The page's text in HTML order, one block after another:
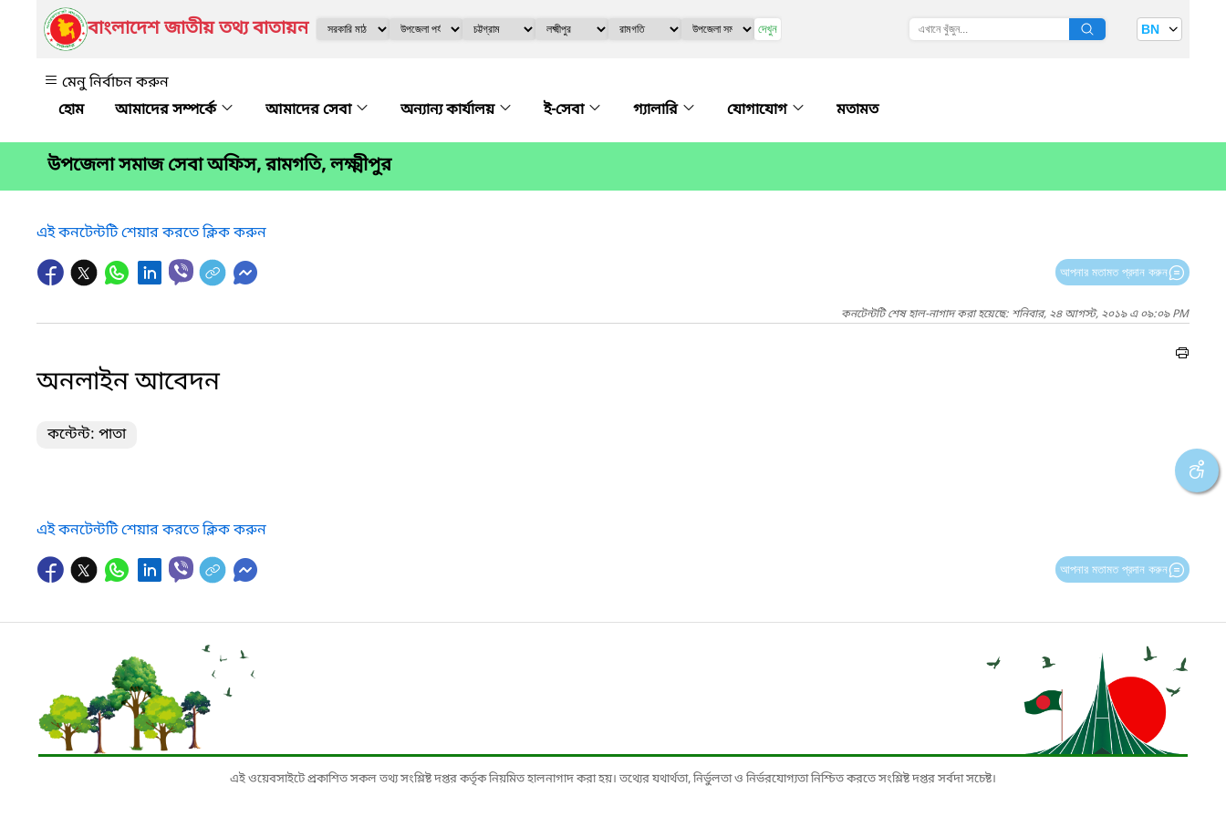
বাংলাদেশ জাতীয় তথ্য বাতায়ন দেখুন BN
মেনু নির্বাচন করুন
আমাদের সম্পর্কে
আমাদের সেবা অন্যান্য কার্যালয় ই-সেবা গ্যালারি যোগাযোগ মতামত
উপজেলা সমাজ সেবা অফিস, রামগতি, লক্ষ্মীপুর
এই কনটেন্টটি শেয়ার করতে ক্লিক করুন
আপনার মতামত প্রদান করুন
কনটেন্টটি শেষ হাল-নাগাদ করা হয়েছে: শনিবার, ২৪ আগস্ট, ২০১৯ এ ০৯:০৯ PM
অনলাইন আবেদন
কন্টেন্ট: পাতা
এই কনটেন্টটি শেয়ার করতে ক্লিক করুন
আপনার মতামত প্রদান করুন
এই ওয়েবসাইটে প্রকাশিত সকল তথ্য সংশ্লিষ্ট দপ্তর কর্তৃক নিয়মিত হালনাগাদ করা হয়। তথ্যের যথার্থতা, নির্ভুলতা ও নির্ভরযোগ্যতা নিশ্চিত করতে সংশ্লিষ্ট দপ্তর সর্বদা সচেষ্ট।